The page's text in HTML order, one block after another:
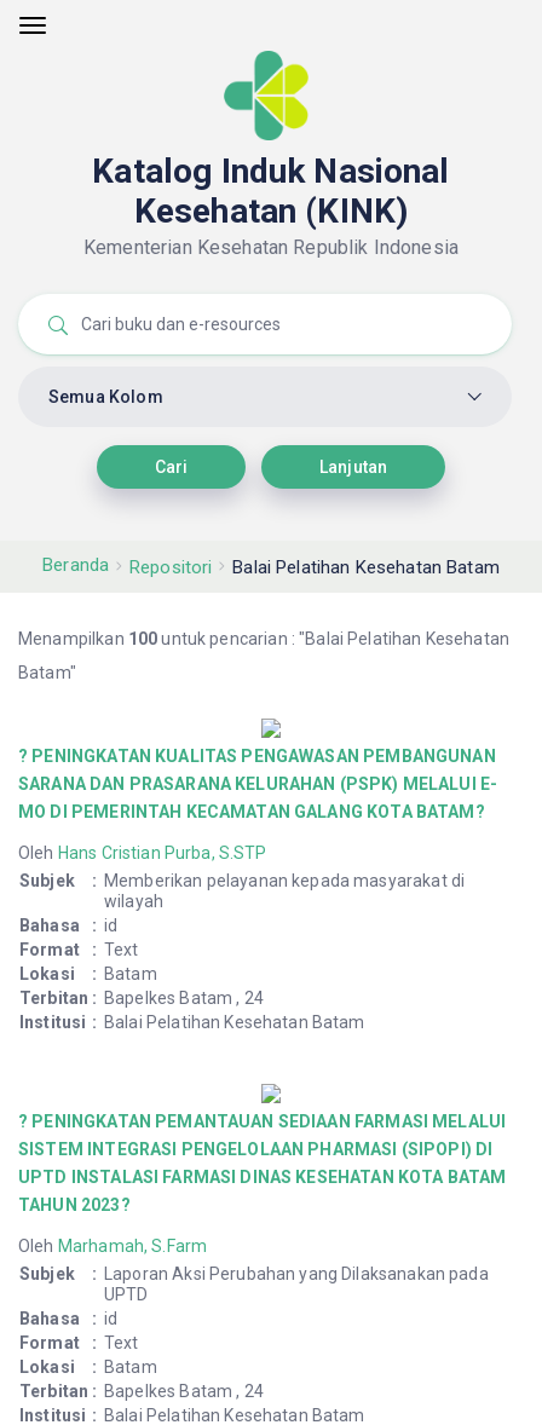
Katalog Induk Nasional
Kesehatan (KINK)
Kementerian Kesehatan Republik Indonesia
Semua Kolom
Cari Lanjutan
Beranda Repositori Balai Pelatihan Kesehatan Batam
Menampilkan 100untuk pencarian : "Balai Pelatihan Kesehatan
Batam"
? PENINGKATAN KUALITAS PENGAWASAN PEMBANGUNAN
SARANA DAN PRASARANA KELURAHAN (PSPK) MELALUI E-
MO DI PEMERINTAH KECAMATAN GALANG KOTA BATAM?
Oleh Hans Cristian Purba, S.STP
Subjek
: Memberikan pelayanan kepada masyarakat di
wilayah
Bahasa
: id
Format
: Text
Lokasi
: Batam
Terbitan : Bapelkes Batam , 24
Institusi : Balai Pelatihan Kesehatan Batam
? PENINGKATAN PEMANTAUAN SEDIAAN FARMASI MELALUI
SISTEM INTEGRASI PENGELOLAAN PHARMASI (SIPOPI) DI
UPTD INSTALASI FARMASI DINAS KESEHATAN KOTA BATAM
TAHUN 2023?
Oleh Marhamah, S.Farm
Subjek
: Laporan Aksi Perubahan yang Dilaksanakan pada
UPTD
Bahasa
: id
Format
: Text
Lokasi
: Batam
Terbitan : Bapelkes Batam , 24
Institusi : Balai Pelatihan Kesehatan Batam